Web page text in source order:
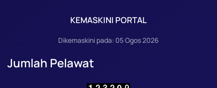
KEMASKINI PORTAL
Dikemaskini pada: 05 Ogos 2026
Jumlah Pelawat